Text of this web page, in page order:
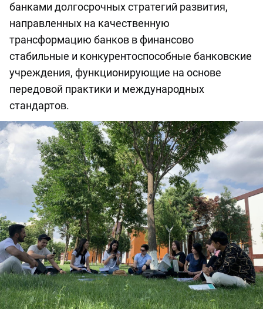
банками долгосрочных стратегий развития,
направленных на качественную
трансформацию банков в финансово
стабильные и конкурентоспособные банковские
учреждения, функционирующие на основе
передовой практики и международных
стандартов.